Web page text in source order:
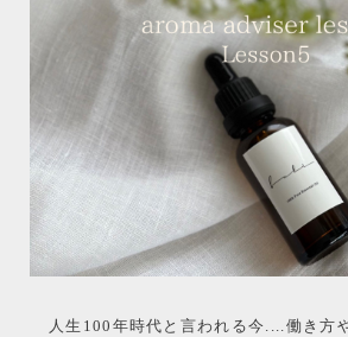
人生100年時代と言われる今....働き方